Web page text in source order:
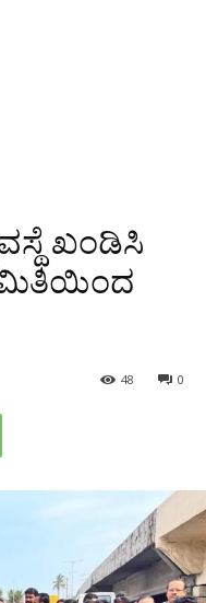
ಖಂಡಿಸಿ
0
48